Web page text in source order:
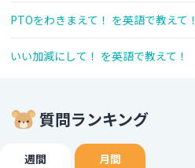
PTOをわきまえて！ を英語で教えて！
いい加減にして！ を英語で教えて！
質問ランキング
週間 月間